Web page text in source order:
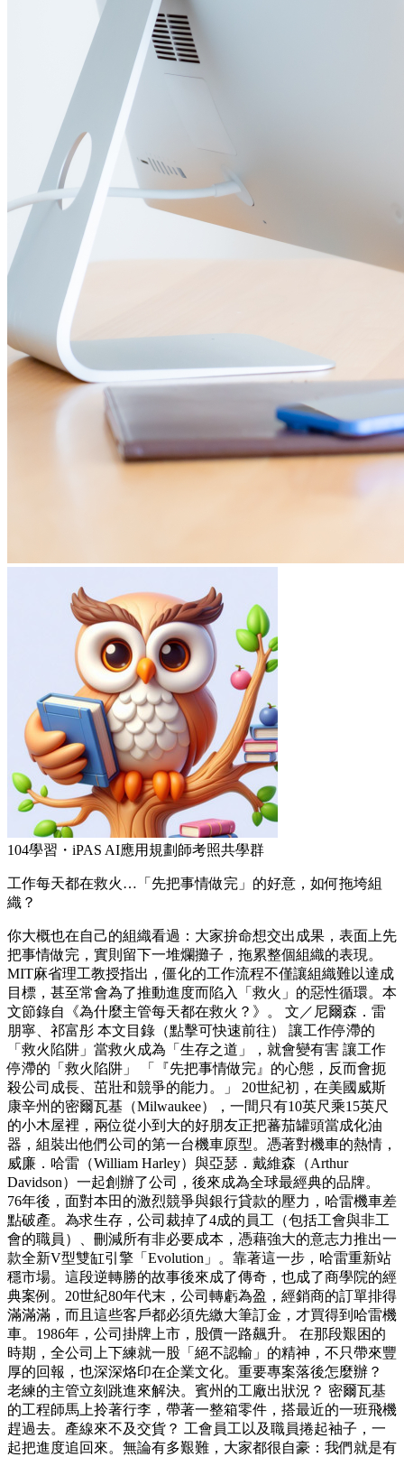
104學習・iPAS AI應用規劃師考照共學群
工作每天都在救火…「先把事情做完」的好意，如何拖垮組
織？
你大概也在自己的組織看過：大家拚命想交出成果，表面上先
把事情做完，實則留下一堆爛攤子，拖累整個組織的表現。
MIT麻省理工教授指出，僵化的工作流程不僅讓組織難以達成
目標，甚至常會為了推動進度而陷入「救火」的惡性循環。本
文節錄自《為什麼主管每天都在救火？》。 文／尼爾森．雷
朋寧、祁富彤 本文目錄（點擊可快速前往） 讓工作停滯的
「救火陷阱」當救火成為「生存之道」，就會變有害 讓工作
停滯的「救火陷阱」 「『先把事情做完』的心態，反而會扼
殺公司成長、茁壯和競爭的能力。」 20世紀初，在美國威斯
康辛州的密爾瓦基（Milwaukee），一間只有10英尺乘15英尺
的小木屋裡，兩位從小到大的好朋友正把蕃茄罐頭當成化油
器，組裝出他們公司的第一台機車原型。憑著對機車的熱情，
威廉．哈雷（William Harley）與亞瑟．戴維森（Arthur
Davidson）一起創辦了公司，後來成為全球最經典的品牌。
76年後，面對本田的激烈競爭與銀行貸款的壓力，哈雷機車差
點破產。為求生存，公司裁掉了4成的員工（包括工會與非工
會的職員）、刪減所有非必要成本，憑藉強大的意志力推出一
款全新V型雙缸引擎「Evolution」。靠著這一步，哈雷重新站
穩市場。這段逆轉勝的故事後來成了傳奇，也成了商學院的經
典案例。20世紀80年代末，公司轉虧為盈，經銷商的訂單排得
滿滿滿，而且這些客戶都必須先繳大筆訂金，才買得到哈雷機
車。1986年，公司掛牌上市，股價一路飆升。 在那段艱困的
時期，全公司上下練就一股「絕不認輸」的精神，不只帶來豐
厚的回報，也深深烙印在企業文化。重要專案落後怎麼辦？
老練的主管立刻跳進來解決。賓州的工廠出狀況？ 密爾瓦基
的工程師馬上拎著行李，帶著一整箱零件，搭最近的一班飛機
趕過去。產線來不及交貨？ 工會員工以及職員捲起袖子，一
起把進度追回來。無論有多艱難，大家都很自豪：我們就是有